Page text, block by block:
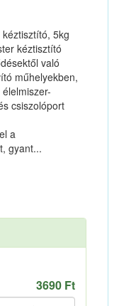
5kg
kéztisztító
való
műhelyekben,
csiszolóport
a
gyant...
3690 Ft